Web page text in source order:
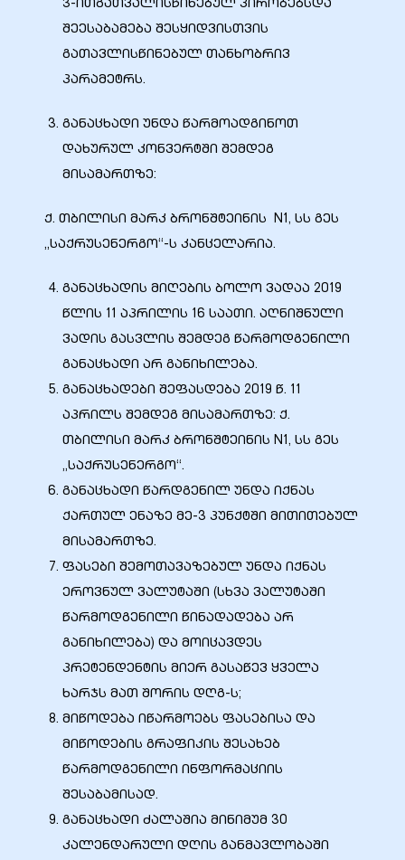
3-ითგათვალისწინებულ პირობებსდა
შეესაბამება შესყიდვისთვის
გათავლისწინებულ თანხობრივ
პარამეტრს.
განაცხადი უნდა წარმოადგინოთ
დახურულ კონვერტში შემდეგ
მისამართზე:
ქ. თბილისი მარკ ბრონშტეინის N1, სს გეს
„საქრუსენერგო“-ს კანცელარია.
განაცხადის მიღების ბოლო ვადაა 2019
წლის 11 აპრილის 16 საათი. აღნიშნული
ვადის გასვლის შემდეგ წარმოდგენილი
განაცხადი არ განიხილება.
განაცხადები შეფასდება 2019 წ. 11
აპრილს შემდეგ მისამართზე: ქ.
თბილისი მარკ ბრონშტეინის N1, სს გეს
„საქრუსენერგო“.
განაცხადი წარდგენილ უნდა იქნას
ქართულ ენაზე მე-3 პუნქტში მითითებულ
მისამართზე.
ფასები შემოთავაზებულ უნდა იქნას
ეროვნულ ვალუტაში (სხვა ვალუტაში
წარმოდგენილი წინადადება არ
განიხილება) და მოიცავდეს
პრეტენდენტის მიერ გასაწევ ყველა
ხარჯს მათ შორის დღგ-ს;
მიწოდება იწარმოებს ფასებისა და
მიწოდების გრაფიკის შესახებ
წარმოდგენილი ინფორმაციის
შესაბამისად.
განაცხადი ძალაშია მინიმუმ 30
კალენდარული დღის განმავლობაში